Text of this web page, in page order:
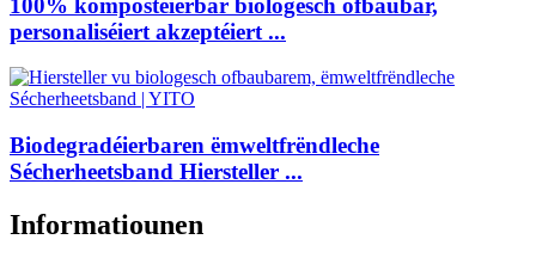
100% kompostéierbar biologesch ofbaubar,
personaliséiert akzeptéiert ...
Biodegradéierbaren ëmweltfrëndleche
Sécherheetsband Hiersteller ...
Informatiounen